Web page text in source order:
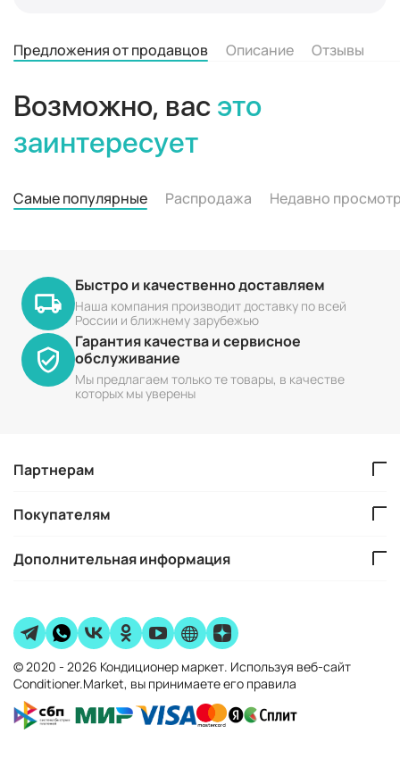
Предложения от продавцов Описание Отзывы
Возможно, вас это
заинтересует
Самые популярные Распродажа Недавно
Быстро и качественно доставляем
Наша компания производит доставку по всей
России и ближнему зарубежью
Гарантия качества и сервисное
обслуживание
Мы предлагаем только те товары, в качестве
которых мы уверены
Партнерам
Покупателям
Дополнительная информация
© 2020 - 2026 Кондиционер маркет. Используя веб-сайт
Conditioner.Market, вы принимаете его правила